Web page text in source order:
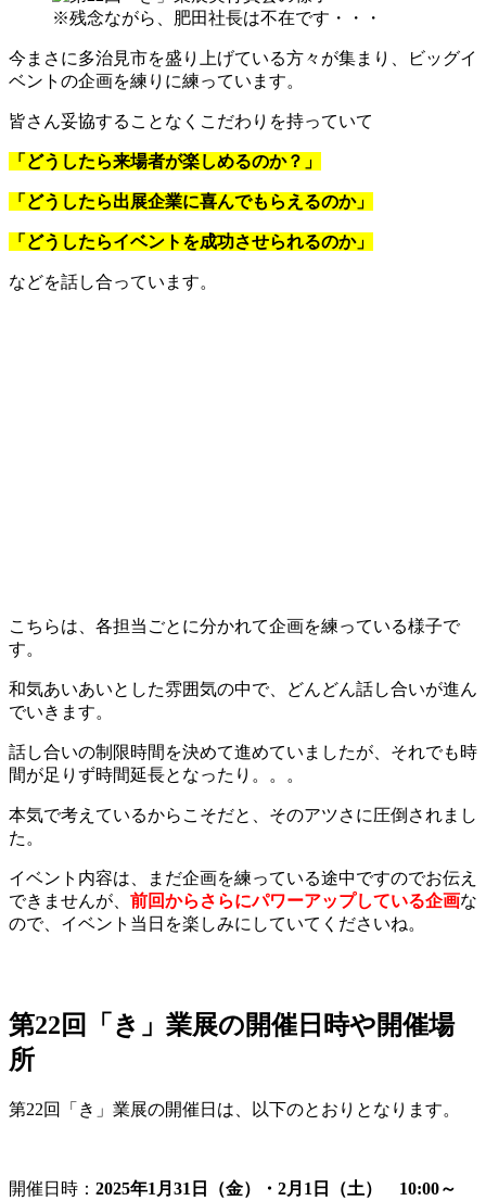
※残念ながら、肥田社長は不在です・・・
今まさに多治見市を盛り上げている方々が集まり、ビッグイ
ベントの企画を練りに練っています。
皆さん妥協することなくこだわりを持っていて
「どうしたら来場者が楽しめるのか？」
「どうしたら出展企業に喜んでもらえるのか」
「どうしたらイベントを成功させられるのか」
などを話し合っています。
こちらは、各担当ごとに分かれて企画を練っている様子で
す。
和気あいあいとした雰囲気の中で、どんどん話し合いが進ん
でいきます。
話し合いの制限時間を決めて進めていましたが、それでも時
間が足りず時間延長となったり。。。
本気で考えているからこそだと、そのアツさに圧倒されまし
た。
イベント内容は、まだ企画を練っている途中ですのでお伝え
できませんが、 前回からさらにパワーアップしている企画な
ので、イベント当日を楽しみにしていてくださいね。
第22回「き」業展の開催日時や開催場
所
第22回「き」業展の開催日は、以下のとおりとなります。
開催日時： 2025年1月31日（金）・2月1日（土） 10:00～